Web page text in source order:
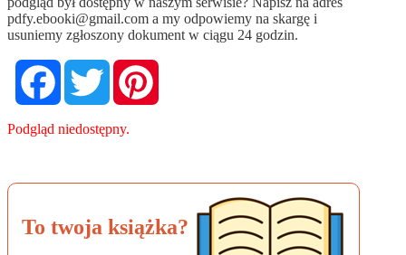
pdfy.ebooki@gmail.com a my odpowiemy na skargę i
usuniemy zgłoszony dokument w ciągu 24 godzin.
FacebookTwitter
Podgląd niedostępny.
To twoja książka?